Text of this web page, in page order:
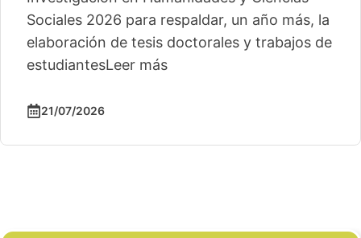
Sociales 2026 para respaldar, un año más, la
elaboración de tesis doctorales y trabajos de
estudiantesLeer más
21/07/2026